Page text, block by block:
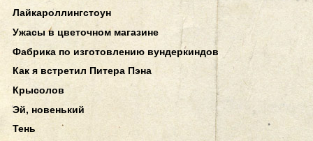
Лайкароллингстоун
Ужасы в цветочном магазине
Фабрика по изготовлению вундеркиндов
Как я встретил Питера Пэна
Крысолов
Эй, новенький
Тень